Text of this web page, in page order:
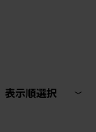
表示順選択